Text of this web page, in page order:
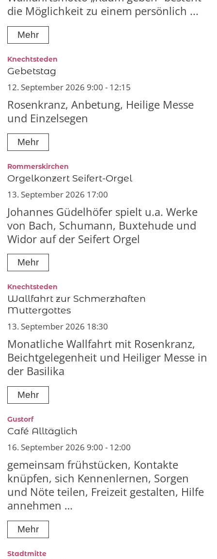
die Möglichkeit zu einem persönlich ...
Mehr
Knechtsteden
Gebetstag
12. September 2026 9:00 - 12:15
Rosenkranz, Anbetung, Heilige Messe
und Einzelsegen
Mehr
Rommerskirchen
Orgelkonzert Seifert-Orgel
13. September 2026 17:00
Johannes Güdelhöfer spielt u.a. Werke
von Bach, Schumann, Buxtehude und
Widor auf der Seifert Orgel
Mehr
Knechtsteden
Wallfahrt zur Schmerzhaften
Muttergottes
13. September 2026 18:30
Monatliche Wallfahrt mit Rosenkranz,
Beichtgelegenheit und Heiliger Messe in
der Basilika
Mehr
Gustorf:
Café Alltäglich
16. September 2026 9:00 - 12:00
gemeinsam frühstücken, Kontakte
knüpfen, sich Kennenlernen, Sorgen
und Nöte teilen, Freizeit gestalten, Hilfe
annehmen …
Mehr
Stadtmitte: